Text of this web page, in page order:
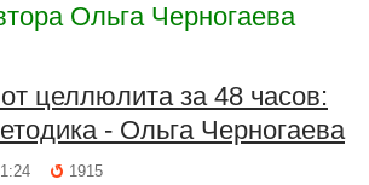
Ольга Черногаева
целлюлита за 48 часов:
- Ольга Черногаева
1915